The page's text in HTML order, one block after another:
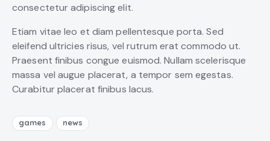
consectetur adipiscing elit.
Etiam vitae leo et diam pellentesque porta. Sed
eleifend ultricies risus, vel rutrum erat commodo ut.
Praesent finibus congue euismod. Nullam scelerisque
massa vel augue placerat, a tempor sem egestas.
Curabitur placerat finibus lacus.
games news